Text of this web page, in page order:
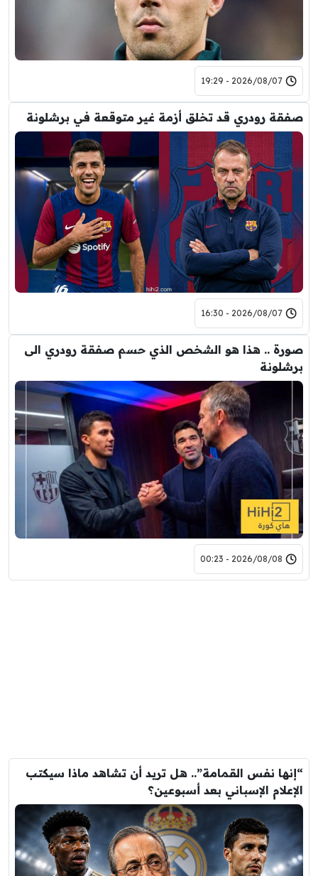
2026/08/07 - 19:29
صفقة رودري قد تخلق أزمة غير متوقعة في برشلونة
2026/08/07 - 16:30
صورة .. هذا هو الشخص الذي حسم صفقة رودري الى
برشلونة
2026/08/08 - 00:23
“إنها نفس القمامة”.. هل تريد أن تشاهد ماذا سيكتب
الإعلام الإسباني بعد أسبوعين؟